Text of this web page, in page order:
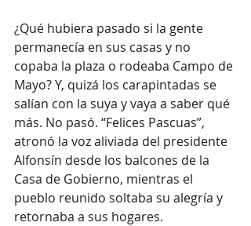
¿Qué hubiera pasado si la gente
permanecía en sus casas y no
copaba la plaza o rodeaba Campo de
Mayo? Y, quizá los carapintadas se
salían con la suya y vaya a saber qué
más. No pasó. “Felices Pascuas”,
atronó la voz aliviada del presidente
Alfonsín desde los balcones de la
Casa de Gobierno, mientras el
pueblo reunido soltaba su alegría y
retornaba a sus hogares.